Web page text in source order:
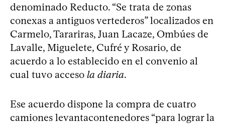
denominado Reducto. “Se trata de zonas
conexas a antiguos vertederos” localizados en
Carmelo, Tarariras, Juan Lacaze, Ombúes de
Lavalle, Miguelete, Cufré y Rosario, de
acuerdo a lo establecido en el convenio al
cual tuvo acceso la diaria.
Ese acuerdo dispone la compra de cuatro
camiones levantacontenedores “para lograr la